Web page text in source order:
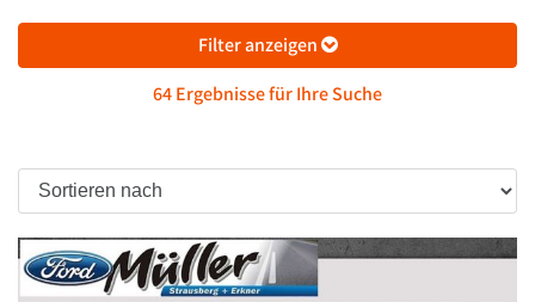
64 Ergebnisse für Ihre Suche
Filter anzeigen